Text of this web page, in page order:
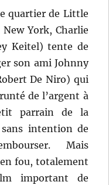
quartier de Little
York, Charlie
Keitel) tente de
son ami Johnny
De Niro) qui
de l’argent à
parrain de la
intention de
Mais
fou, totalement
important de